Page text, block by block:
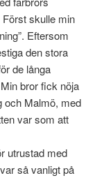
skulle min
Eftersom
den stora
de långa
bror fick nöja
och Malmö, med
var som att
utrustad med
så vanligt på